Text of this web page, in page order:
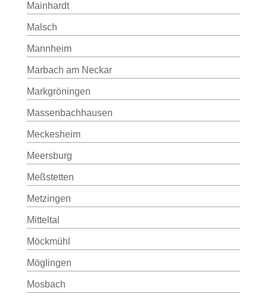
Mainhardt
Malsch
Mannheim
Marbach am Neckar
Markgröningen
Massenbachhausen
Meckesheim
Meersburg
Meßstetten
Metzingen
Mitteltal
Möckmühl
Möglingen
Mosbach